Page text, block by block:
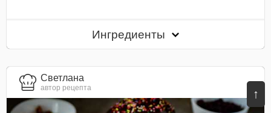
↑
Ингредиенты
Светлана
автор рецепта